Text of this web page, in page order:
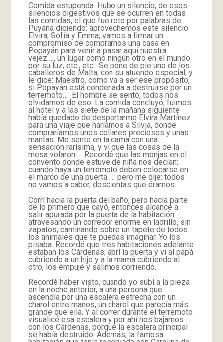
Comida estupenda. Hubo un silencio, de esos
silencios digestivos que se ocurren en todas
las comidas, el que fue roto por palabras de
Puyana diciendo: aprovechemos este silencio
Elvira, Sofía y Emma; vamos a firmar un
compromiso de comprarnos una casa en
Popayán para venir a pasar aquí nuestra
vejez…., un lugar como ningún otro en el mundo
por su luz, etc., etc. Se pone de pie uno de los
caballeros de Malta, con su atuendo especial, y
le dice: Maestro, como va a ser ese propósito,
si Popayán está condenada a destruirse por un
terremoto… El hombre se sentó, todos nos
olvidamos de eso. La comida concluyó, fuimos
al hotel y a las siete de la mañana siguiente
había quedado de despertarme Elvira Martínez
para una viaje que haríamos a Silvia, donde
compraríamos unos collares preciosos y unas
mantas. Me senté en la cama con una
sensación rarísima, y vi que las cosas de la
mesa volaron… Recordé que las monjas en el
convento donde estuve de niña nos decían:
cuando haya un terremoto deben colocarse en
el marco de una puerta…. pero me dije: todos
no vamos a caber, doscientas que éramos.
Corrí hacia la puerta del baño, pero hacía parte
de lo primero que cayó, entonces alcancé a
salir apurada por la puerta de la habitación
atravesando un corredor enorme en ladrillo, sin
zapatos, caminando sobre un tapete de todos
los animales que te puedas imaginar. Yo los
pisaba. Recordé que tres habitaciones adelante
estaban los Cárdenas; abrí la puerta y vi al papá
cubriendo a un hijo y a la mamá cubriendo al
otro, los empujé y salimos corriendo.
Recordé haber visto, cuando yo subí a la pieza
en la noche anterior, a una persona que
ascendía por una escalera estrecha con un
charol entre manos, un charol que parecía más
grande que ella. Y al correr durante el terremoto
visualicé esa escalera y por ahí nos bajamos
con los Cárdenas, porque la escalera principal
se había destruido. Además, la famosa